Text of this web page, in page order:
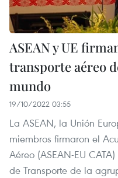
ASEAN y UE
transporte aéreo
mundo
19/10/2022 03:55
La ASEAN, la Unión
miembros firmaron el
Aéreo (ASEAN-EU
de Transporte de la